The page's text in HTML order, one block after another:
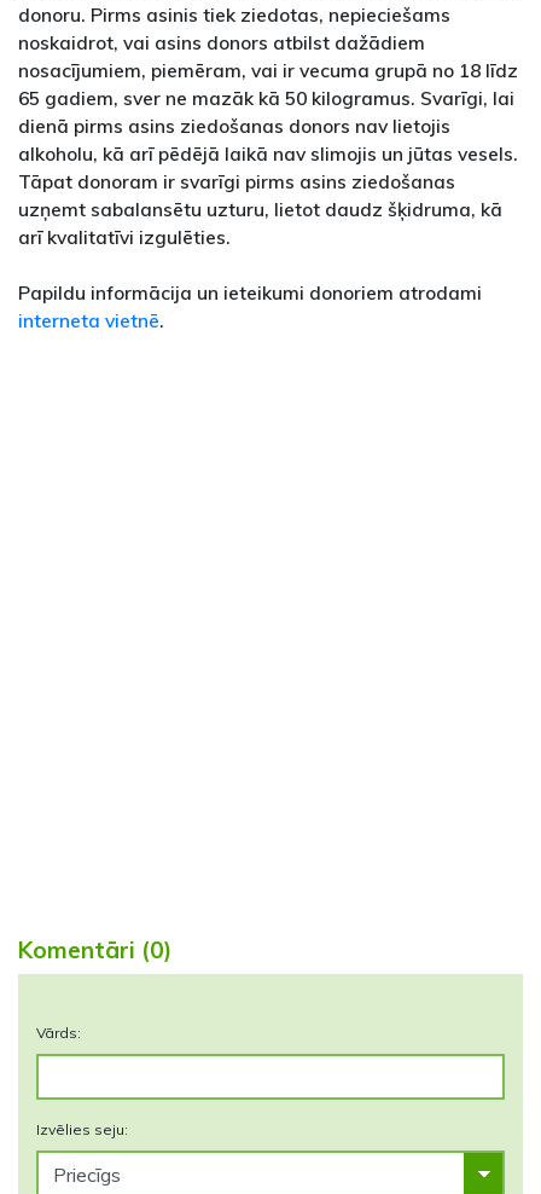
donoru. Pirms asinis tiek ziedotas, nepieciešams
noskaidrot, vai asins donors atbilst dažādiem
nosacījumiem, piemēram, vai ir vecuma grupā no 18 līdz
65 gadiem, sver ne mazāk kā 50 kilogramus. Svarīgi, lai
dienā pirms asins ziedošanas donors nav lietojis
alkoholu, kā arī pēdējā laikā nav slimojis un jūtas vesels.
Tāpat donoram ir svarīgi pirms asins ziedošanas
uzņemt sabalansētu uzturu, lietot daudz šķidruma, kā
arī kvalitatīvi izgulēties.
Papildu informācija un ieteikumi donoriem atrodami
interneta vietnē.
Komentāri (0)
Vārds:
Izvēlies seju: